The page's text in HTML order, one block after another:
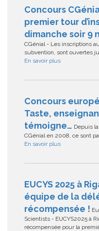
Concours
premier tour
dimanche soir 9
CGénial - Les inscriptions
subvention, sont ouvertes
En savoir plus
Concours
Taste,
témoigne… Depuis
CGénial en 2008, ce sont
En savoir plus
EUCYS 2025 à
équipe de la
récompensée !
Scientists - EUCYS2025 à
récompensée pour la